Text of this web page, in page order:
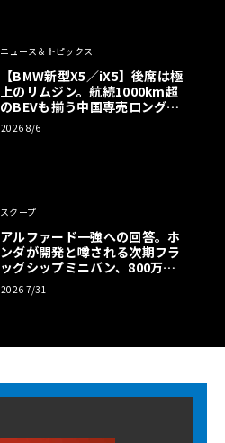
ニュース＆トピックス
【BMW新型X5／iX5】後席は極
上のリムジン。航続1000km超
のBEVも揃う中国専売ロング仕
様の全貌
2026 8/6
スクープ
アルファード一強への回答。ホ
ンダが開発と噂される次期フラ
ッグシップミニバン、800万円
超の勝算【予想CG】
2026 7/31